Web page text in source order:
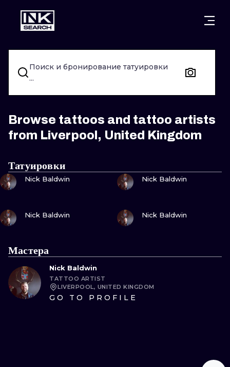
ГОРОДА ВАРШАВА
КРАКОВ ВРОЦЛАВ
БЕРЛИН ЛОНДОН
ГЕЙДЕЛЬБЕРГ ЭДИНБУРГ
МАНЧЕСТЕР АМСТЕРДАМ
АФИНЫ БУДАПЕШТ
СТИЛИ
НАДПИСИ
НЬЮСКУЛ
ЯПОНСКИЙ
Поиск и бронирование татуировки
...
Browse tattoos and tattoo artists
from Liverpool, United Kingdom
Татуировки
ПОСМОТРИ
Nick Baldwin
ПОСМОТРИ
Nick Baldwin
Nick Baldwin Nick Baldwin
Мастера
Nick Baldwin
TATTOO ARTIST
LIVERPOOL, UNITED KINGDOM
GO TO PROFILE